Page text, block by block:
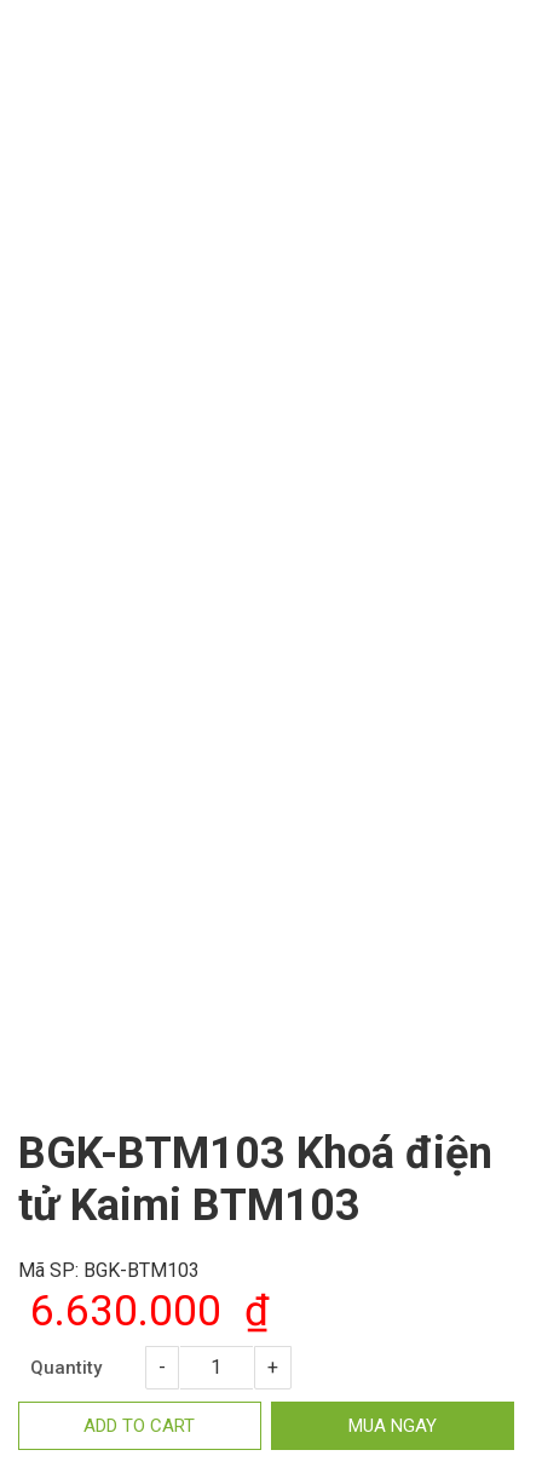
BGK-BTM103 Khoá điện
tử Kaimi BTM103
Mã SP: BGK-BTM103
6.630.000 ₫
Quantity
ADD TO CART MUA NGAY